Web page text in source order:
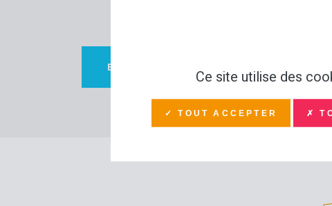
EN SAVOIR PLUS Ce site utilise des
✓ TOUT ACCEPTER ✗